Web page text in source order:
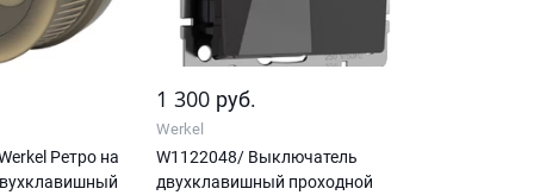
Ретро на
1 300 руб.
Werkel
W1122048/ Выключатель
двухклавишный проходной